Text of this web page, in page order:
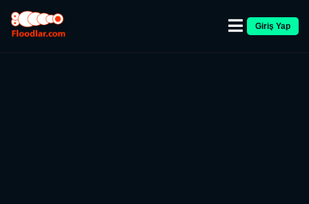
Giriş Yap